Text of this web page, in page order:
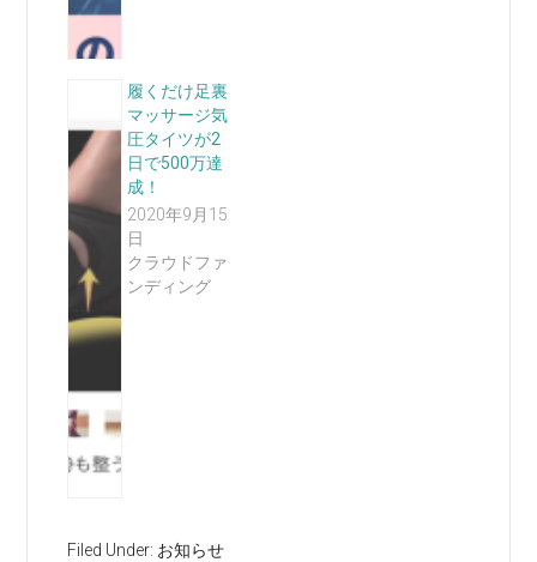
履くだけ足裏
マッサージ気
圧タイツが2
日で500万達
成！
2020年9月15
日
クラウドファ
ンディング
Filed Under: お知らせ